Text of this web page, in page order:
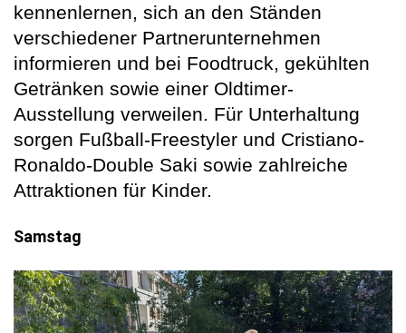
kennenlernen, sich an den Ständen
verschiedener Partnerunternehmen
informieren und bei Foodtruck, gekühlten
Getränken sowie einer Oldtimer-
Ausstellung verweilen. Für Unterhaltung
sorgen Fußball-Freestyler und Cristiano-
Ronaldo-Double Saki sowie zahlreiche
Attraktionen für Kinder.
Samstag